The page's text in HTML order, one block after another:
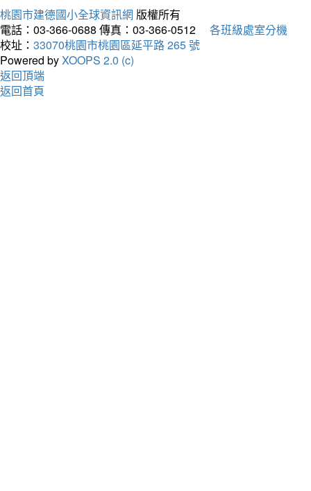
桃園市建德國小全球資訊網 版權所有
電話：03-366-0688 傳真：03-366-0512
各班級處室分機
校址： 33070桃園市桃園區延平路 265 號
Powered byXOOPS 2.0 (c)
返回頂端
返回首頁